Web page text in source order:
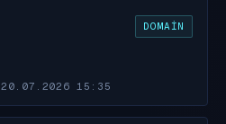
DOMAIN
20.07.2026 15:35